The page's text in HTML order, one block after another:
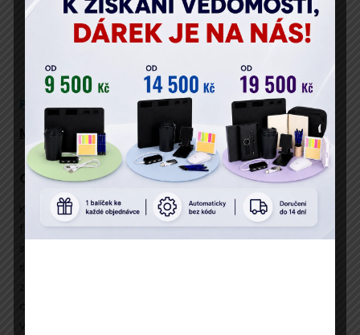
Popis Program
Přednáší
Místo konání
Cíl semináře
Když se řekne finanční analýza, chápe se tím rozbor
finanční výkonnosti firmy. Ta může být velice rozsáhlá,